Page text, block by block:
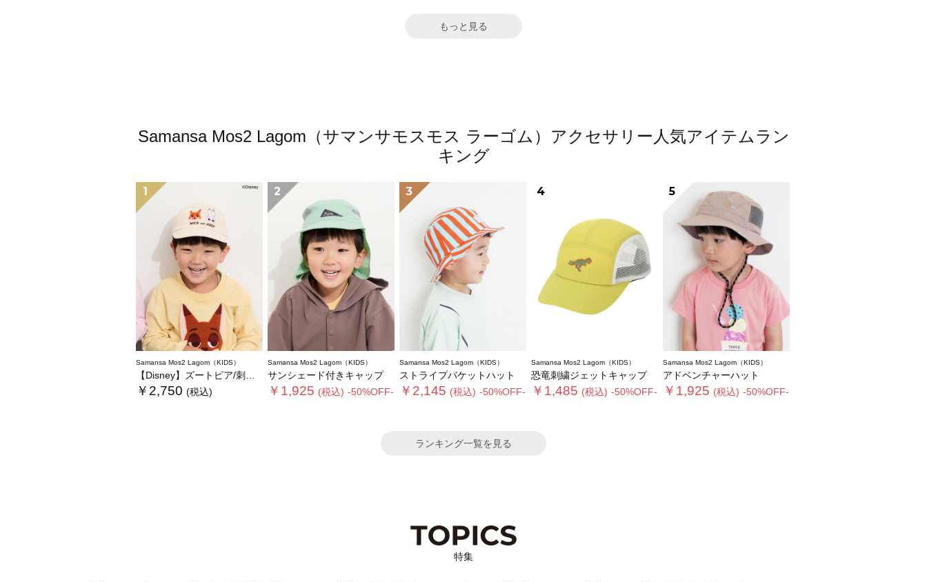
もっと見る
Samansa Mos2 Lagom（サマンサモスモス ラーゴム）アクセサリー人気アイテムラン
キング
1
Samansa Mos2 Lagom（KIDS）
【Disney】ズートピア/刺繍キャップ
￥2,750 (税込)
2
Samansa Mos2 Lagom（KIDS）
サンシェード付きキャップ
￥1,925 (税込) -50%OFF-
3
Samansa Mos2 Lagom（KIDS）
ストライプバケットハット
￥2,145 (税込) -50%OFF-
4
Samansa Mos2 Lagom（KIDS）
恐竜刺繍ジェットキャップ
￥1,485 (税込) -50%OFF-
5
Samansa Mos2 Lagom（KIDS）
アドベンチャーハット
￥1,925 (税込) -50%OFF-
ランキング一覧を見る
特集